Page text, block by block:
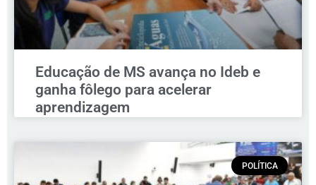
Educação de MS avança no Ideb e
ganha fôlego para acelerar
aprendizagem
POLÍTICA